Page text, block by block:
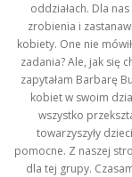
oddziałach. Dla
zrobienia i
kobiety. One nie
zadania? Ale, jak się
zapytałam Barbarę
kobiet w swoim
wszystko
towarzyszyły
pomocne. Z naszej
dla tej grupy.